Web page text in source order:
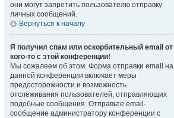
они могут запретить пользователю отправку
личных сообщений.
Вернуться к началу
Я получил спам или оскорбительный email от
кого-то с этой конференции!
Мы сожалеем об этом. Форма отправки email на
данной конференции включает меры
предосторожности и возможность
отслеживания пользователей, отправляющих
подобные сообщения. Отправьте email-
сообщение администратору конференции с